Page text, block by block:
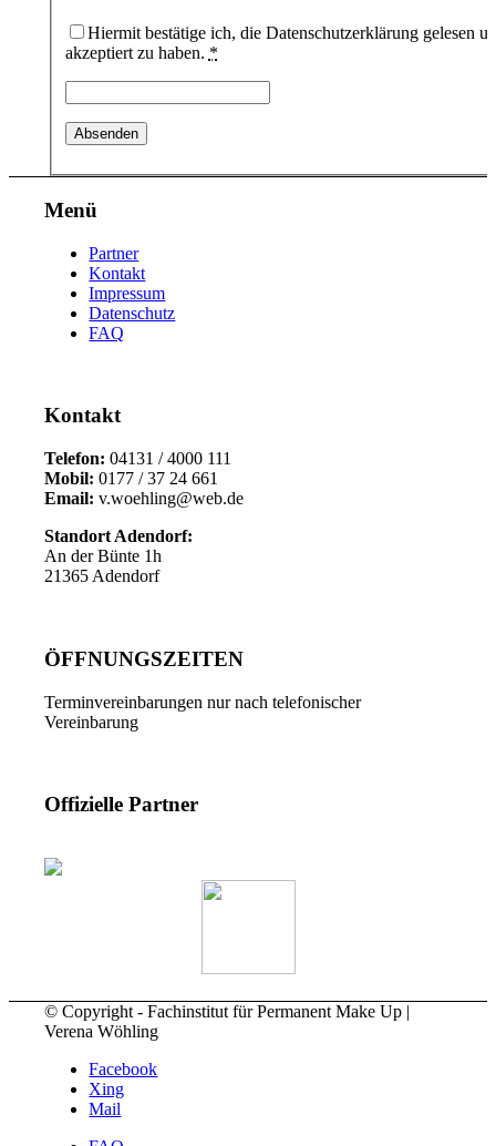
Hiermit bestätige ich, die Datenschutzerklärung gelesen
akzeptiert zu haben. *
Menü
Partner
Kontakt
Impressum
Datenschutz
FAQ
Kontakt
Telefon: 04131 / 4000 111
Mobil: 0177 / 37 24 661
Email: v.woehling@web.de
Standort Adendorf:
An der Bünte 1h
21365 Adendorf
ÖFFNUNGSZEITEN
Terminvereinbarungen nur nach telefonischer
Vereinbarung
Offizielle Partner
© Copyright - Fachinstitut für Permanent Make Up |
Verena Wöhling
Facebook
Xing
Mail